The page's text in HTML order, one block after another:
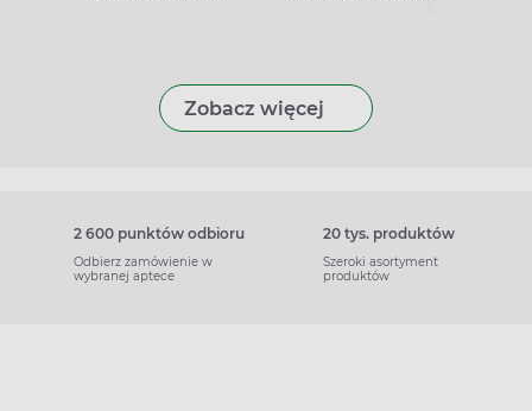
Zobacz więcej
2 600 punktów odbioru
Odbierz zamówienie w
wybranej aptece
20 tys. produktów
Szeroki asortyment
produktów